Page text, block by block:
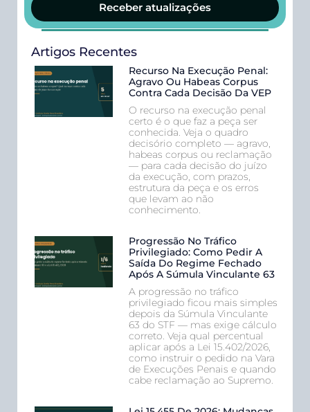
Receber atualizações
Artigos Recentes
Recurso Na Execução Penal:
Agravo Ou Habeas Corpus
Contra Cada Decisão Da VEP
O recurso na execução penal
certo é o que faz a peça ser
conhecida. Veja o quadro
decisório completo — agravo,
habeas corpus ou reclamação
— para cada decisão do juízo
da execução, com prazos,
estrutura da peça e os erros
que levam ao não
conhecimento.
Progressão No Tráfico
Privilegiado: Como Pedir A
Saída Do Regime Fechado
Após A Súmula Vinculante 63
A progressão no tráfico
privilegiado ficou mais simples
depois da Súmula Vinculante
63 do STF — mas exige cálculo
correto. Veja qual percentual
aplicar após a Lei 15.402/2026,
como instruir o pedido na Vara
de Execuções Penais e quando
cabe reclamação ao Supremo.